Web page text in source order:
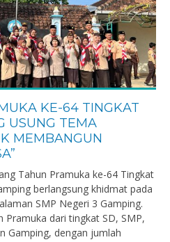
KE-64 TINGKAT
USUNG TEMA
MEMBANGUN
Tahun Pramuka ke-64 Tingkat
berlangsung khidmat pada
SMP Negeri 3 Gamping.
Pramuka dari tingkat SD, SMP,
Gamping, dengan jumlah